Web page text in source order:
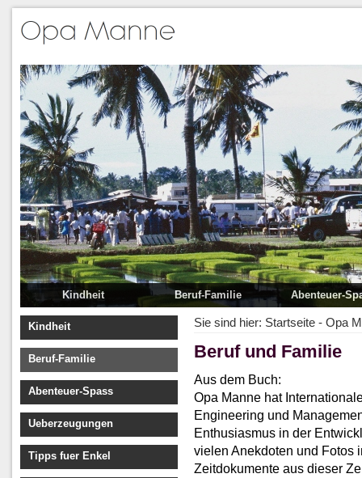
Kindheit Beruf-Familie Abenteuer-
Kindheit
Beruf-Familie
Abenteuer-Spass
Ueberzeugungen
Tipps fuer Enkel
Sie sind hier: Startseite - Opa
Beruf und Familie
Aus dem Buch:
Opa Manne hat
Engineering und
Enthusiasmus in der
vielen Anekdoten und Fotos
Zeitdokumente aus dieser